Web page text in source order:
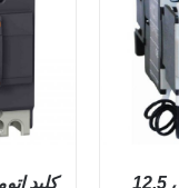
کنتاکتور خازنی 12.5
کليد